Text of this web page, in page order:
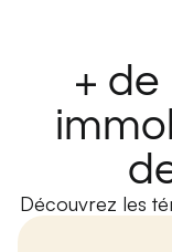
+ de
Découvrez les